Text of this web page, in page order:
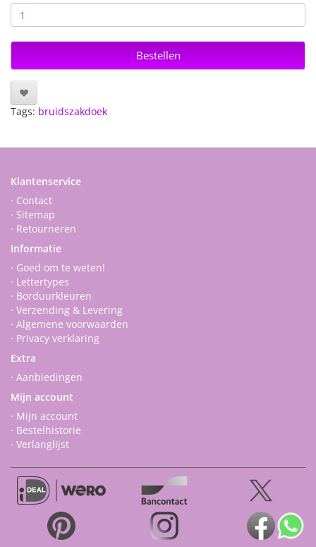
Bestellen
Tags: bruidszakdoek
Klantenservice
· Contact
· Sitemap
· Retourneren
Informatie
· Goed om te weten!
· Lettertypes
· Borduurkleuren
· Verzending & Levering
· Algemene voorwaarden
· Privacy verklaring
Extra
· Aanbiedingen
Mijn account
· Mijn account
· Bestelhistorie
· Verlanglijst